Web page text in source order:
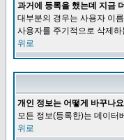
과거에 등록을 했는데 지금
대부분의 경우는 사용자 이
사용자를 주기적으로 삭제
위로
개인 정보는 어떻게 바꾸나
모든 정보(등록한)는 데이터
위로